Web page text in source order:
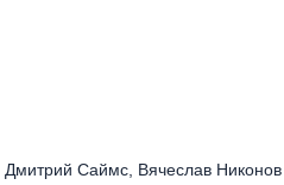
Саймс, Вячеслав